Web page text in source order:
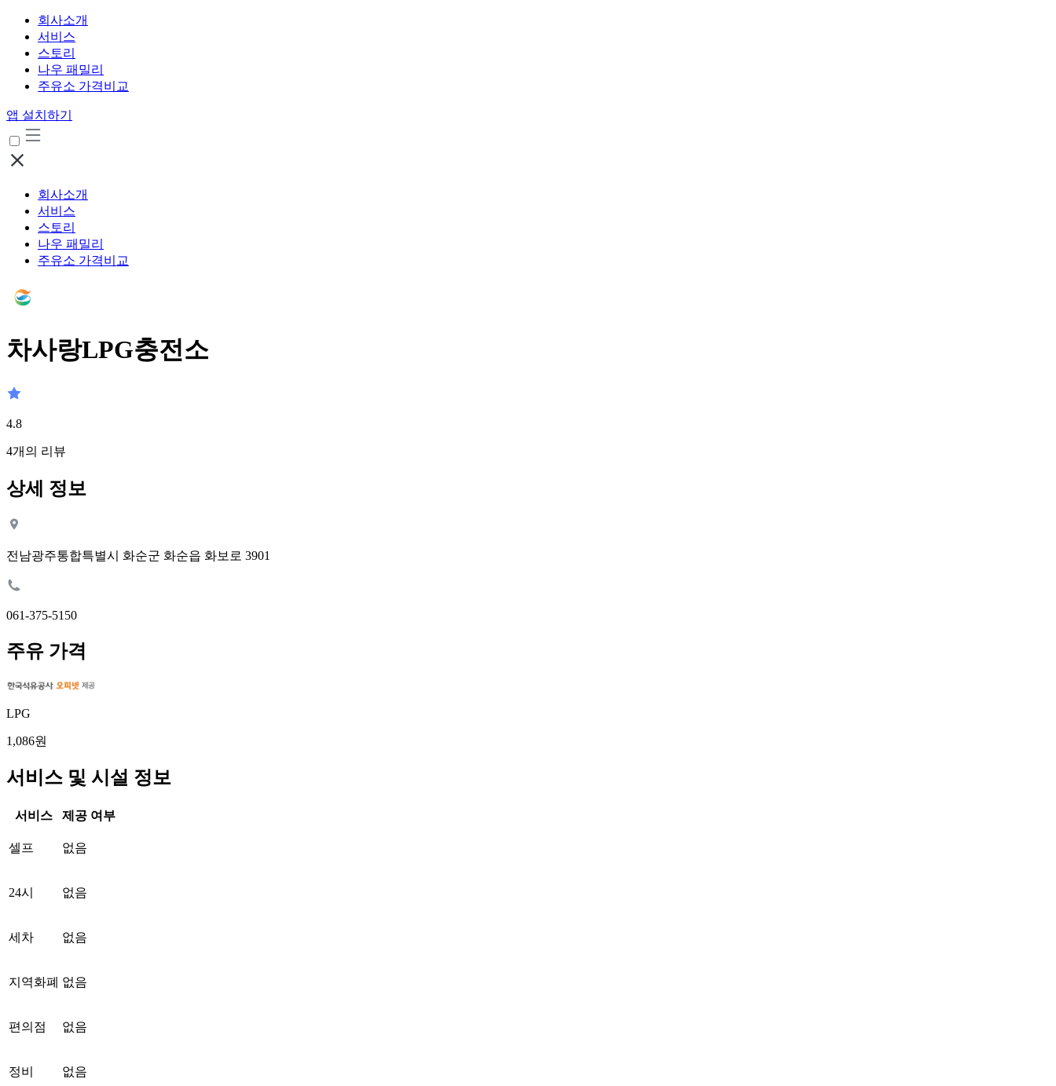
회사소개
서비스
스토리
나우 패밀리
주유소 가격비교
앱 설치하기
회사소개
서비스
스토리
나우 패밀리
주유소 가격비교
차사랑LPG충전소
4.8
4개의 리뷰
상세 정보
전남광주통합특별시 화순군 화순읍 화보로 3901
061-375-5150
주유 가격
LPG
1,086원
서비스 및 시설 정보
서비스 제공 여부
셀프 없음
24시 없음
세차 없음
지역화폐 없음
편의점 없음
정비 없음